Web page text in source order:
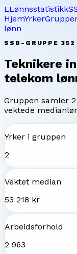
LLønnsstatistikk
HjemYrker
lønn
SSB-GRUPPE352
Teknikere
telekom
Gruppen samler 2
vektede
Yrker i gruppen
2
Vektet median
53 218 kr
Arbeidsforhold
2 963